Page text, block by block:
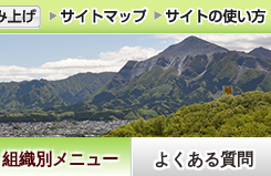
組織別メニュー よくある質問